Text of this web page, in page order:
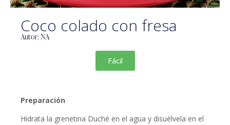
Coco colado con fresa
Autor: NA
Fácil
Preparación
Hidrata la grenetina Duché en el agua y disuélvela en el